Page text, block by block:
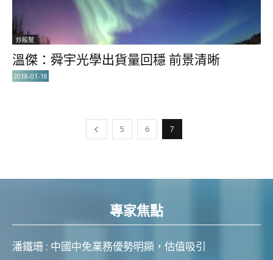
炒股幫
溫傑：舜宇光學出貨量回穩 前景清晰
2018-01-18
5 6 7
專家焦點
潘鐵珊 : 中國中免業務優勢明顯，估值吸引